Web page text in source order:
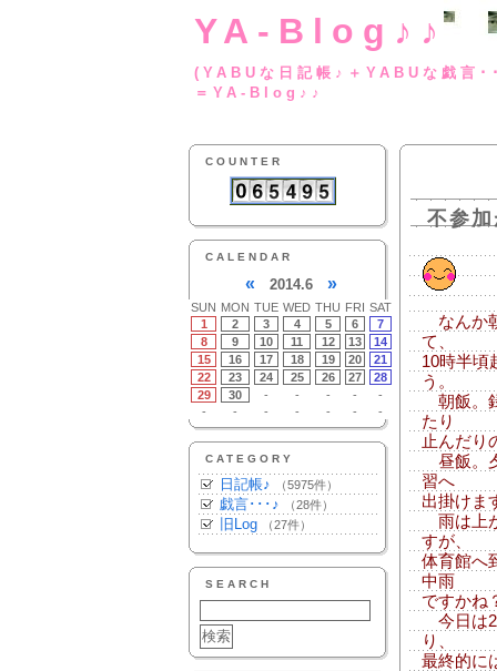
YA-Blog♪♪
(YABUな日記帳♪
＝YA-Blog♪♪
COUNTER
CALENDAR
« 2014.6 »
SUN MON TUE WED THU FRI SAT
1
2 3 4 5 6
7
8
9 10 11 12 13
14
15
16 17 18 19 20
21
22
23 24 25 26 27
28
29
30 - - - -
-
-
- - - - - -
CATEGORY
日記帳♪ （5975件）
戯言･･･♪ （28件）
旧Log （27件）
SEARCH
不参
なんか
て、
10時半頃
う。
朝飯。
たり
止んだり
昼飯。
習へ
出掛けま
雨は上
すが、
体育館へ
中雨
ですかね
今日は2
り、
最終的に